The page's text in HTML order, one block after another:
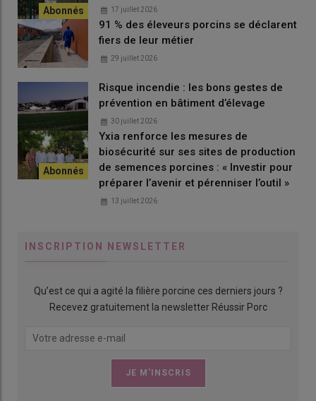
2- Des truies en très bon état à la mise bas
l’auge avec des doseurs individuels. «Je tiens à ce qu’elles
soient en très bon état à l’entrée en maternité
». Cette exigence
se traduit par une épaisseur de lard dorsal (ELD) de 22 mm en
fin de gestation. Pour arriver à cet objectif, elles reçoivent un
aliment de gestation unique fabriqué à la ferme. Il est composé
de blé, d’orge et de tourteau de soja avec un ajout de pulpes de
betteraves pour l’apport de fibres. La ration varie entre 3,8 et
4,1 kg par jour pour les plus maigres durant le premier et le
gestation. Un complément de vitamines est distribué pendant
si on ne veut pas les épuiser ».
3- Une alimentation poussée en maternité
La stratégie d’une alimentation poussée se poursuit en
maternité. Les truies reçoivent un aliment péri-mise bas
jusqu’au lundi qui suit les naissances, à hauteur de trois kilos
17 juillet 2026
91 % des éleveurs porcins se déclarent
fiers de leur métier
29 juillet 2026
Risque incendie : les bons gestes de
prévention en bâtiment d’élevage
30 juillet 2026
Yxia renforce les mesures de
biosécurité sur ses sites de production
de semences porcines : « Investir pour
préparer l’avenir et pérenniser l’outil »
13 juillet 2026
INSCRIPTION NEWSLETTER
Qu’est ce qui a agité la filière porcine ces derniers jours ?
Recevez gratuitement la newsletter Réussir Porc